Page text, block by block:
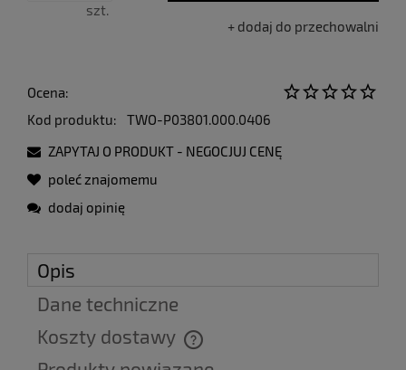
szt.
dodaj do przechowalni
Ocena:
Kod produktu:
TWO-P03801.000.0406
ZAPYTAJ O PRODUKT - NEGOCJUJ CENĘ
poleć znajomemu
dodaj opinię
Opis
Dane techniczne
Koszty dostawy
Cena nie zawiera ewentualnych kosztów płatności